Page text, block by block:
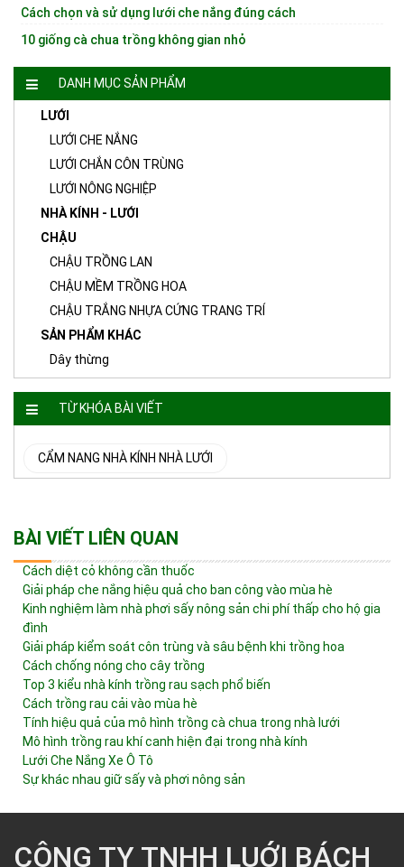
Cách chọn và sử dụng lưới che nắng đúng cách
10 giống cà chua trồng không gian nhỏ
DANH MỤC SẢN PHẨM
LƯỚI
LƯỚI CHE NẮNG
LƯỚI CHẮN CÔN TRÙNG
LƯỚI NÔNG NGHIỆP
NHÀ KÍNH - LƯỚI
CHẬU
CHẬU TRỒNG LAN
CHẬU MỀM TRỒNG HOA
CHẬU TRẮNG NHỰA CỨNG TRANG TRÍ
SẢN PHẨM KHÁC
Dây thừng
TỪ KHÓA BÀI VIẾT
CẨM NANG NHÀ KÍNH NHÀ LƯỚI
BÀI VIẾT LIÊN QUAN
Cách diệt cỏ không cần thuốc
Giải pháp che nắng hiệu quả cho ban công vào mùa hè
Kinh nghiệm làm nhà phơi sấy nông sản chi phí thấp cho hộ gia
đình
Giải pháp kiểm soát côn trùng và sâu bệnh khi trồng hoa
Cách chống nóng cho cây trồng
Top 3 kiểu nhà kính trồng rau sạch phổ biến
Cách trồng rau cải vào mùa hè
Tính hiệu quả của mô hình trồng cà chua trong nhà lưới
Mô hình trồng rau khí canh hiện đại trong nhà kính
Lưới Che Nắng Xe Ô Tô
Sự khác nhau giữ sấy và phơi nông sản
CÔNG TY TNHH LUỚI BÁCH